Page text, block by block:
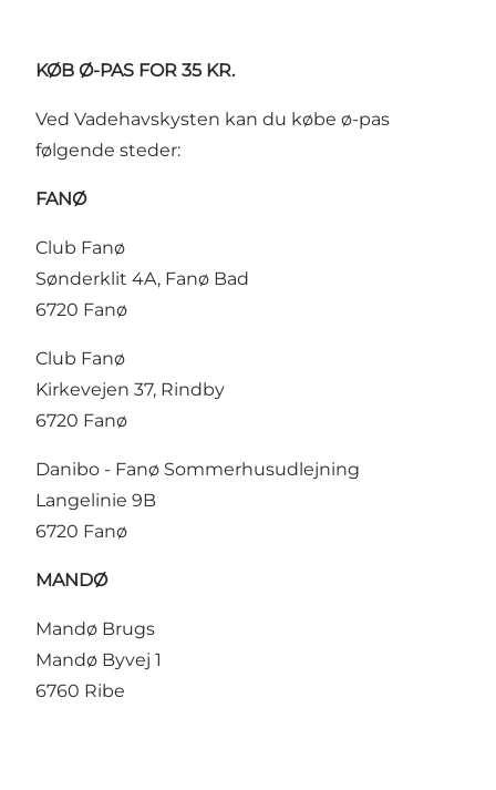
KØB Ø-PAS FOR 35 KR.
Ved Vadehavskysten kan du købe ø-pas
følgende steder:
FANØ
Club Fanø
Sønderklit 4A, Fanø Bad
6720 Fanø
Club Fanø
Kirkevejen 37, Rindby
6720 Fanø
Danibo - Fanø Sommerhusudlejning
Langelinie 9B
6720 Fanø
MANDØ
Mandø Brugs
Mandø Byvej 1
6760 Ribe